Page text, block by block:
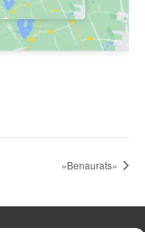
«Benaurats»